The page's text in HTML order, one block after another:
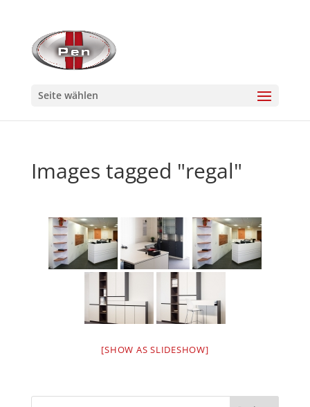
Seite wählen
Images tagged "regal"
[SHOW AS SLIDESHOW]